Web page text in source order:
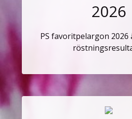
2026
PS favoritpelargon 2026